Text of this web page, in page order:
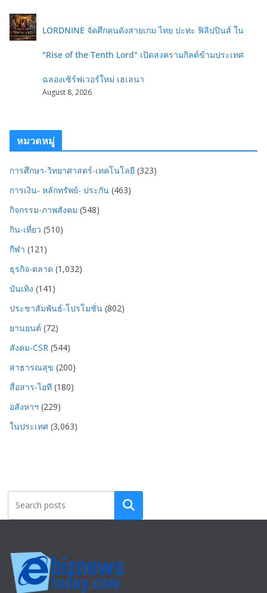
LORDNINE จัดศึกคนดังสายเกม ไทย ปะทะ ฟิลิปปินส์ ใน
"Rise of the Tenth Lord" เปิดสงครามกิลด์ข้ามประเทศ
ฉลองเซิร์ฟเวอร์ใหม่ เฮเลนา
August 8, 2026
หมวดหมู่
การศึกษา-วิทยาศาสตร์-เทคโนโลยี (323)
การเงิน- หลักทรัพย์- ประกัน (463)
กิจกรรม-ภาพสังคม (548)
กิน-เที่ยว (510)
กีฬา (121)
ธุรกิจ-ตลาด (1,032)
บันเทิง (141)
ประชาสัมพันธ์-โปรโมชั่น (802)
ยานยนต์ (72)
สังคม-CSR (544)
สาธารณสุข (200)
สื่อสาร-ไอที (180)
อสังหาฯ (229)
ในประเทศ (3,063)
Search